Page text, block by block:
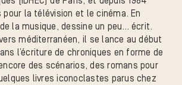
la télévision et le cinéma. En
la musique, dessine un peu… écrit.
méditerranéen, il se lance au début
l’écriture de chroniques en forme de
des scénarios, des romans pour
livres iconoclastes parus chez